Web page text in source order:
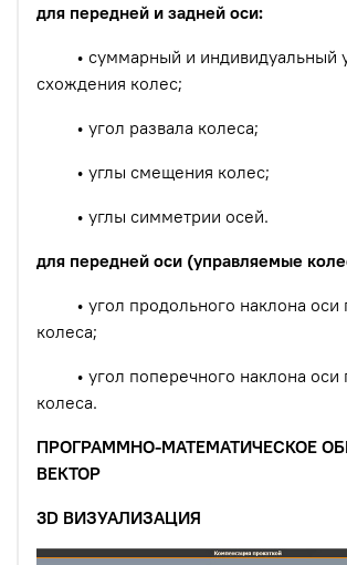
для передней и задней оси:
• суммарный и индивидуальный
схождения колес;
• угол развала колеса;
• углы смещения колес;
• углы симметрии осей.
для передней оси (управляемые
• угол продольного наклона оси
колеса;
• угол поперечного наклона оси
колеса.
ПРОГРАММНО-МАТЕМАТИЧЕСКОЕ
ВЕКТОР
3D ВИЗУАЛИЗАЦИЯ